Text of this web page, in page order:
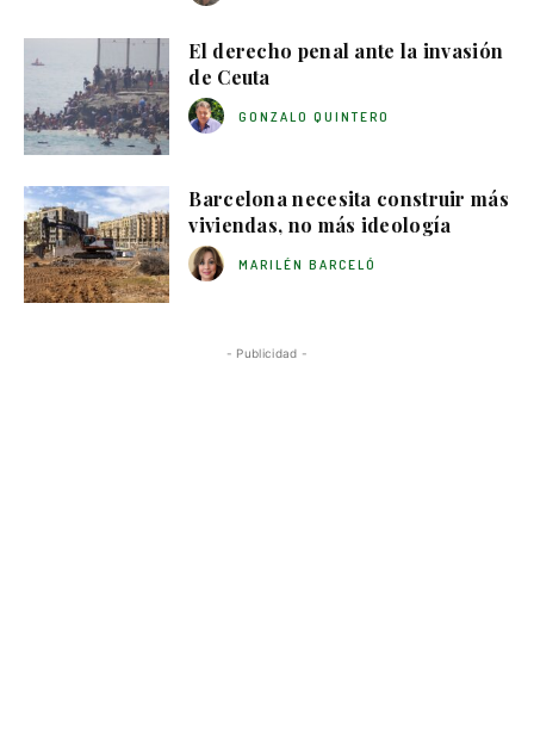
El derecho penal ante la invasión
de Ceuta
GONZALO QUINTERO
Barcelona necesita construir más
viviendas, no más ideología
MARILÉN BARCELÓ
- Publicidad -